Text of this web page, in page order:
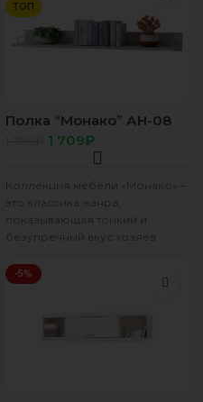
ТОП
Полка “Монако” АН-08
ясень белый
1 709₽
Коллекция мебели «Монако» –
это классика жанра,
показывающая тонкий и
безупречный вкус хозяев
максимальная простота
мебели очень
-5%